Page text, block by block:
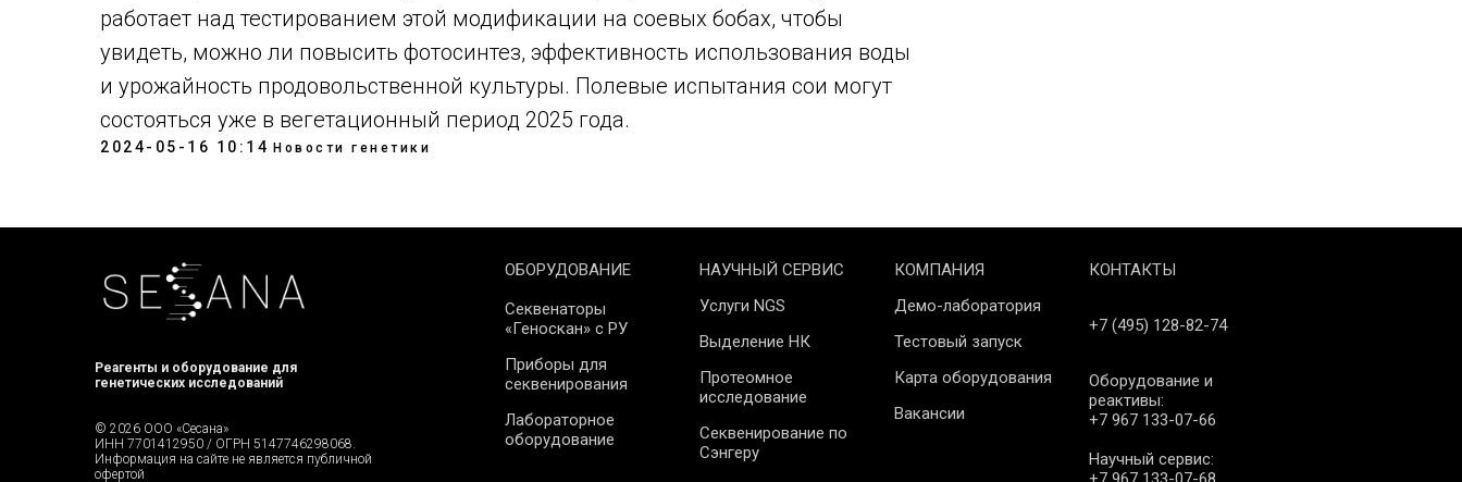
работает над тестированием этой модификации на соевых бобах, чтобы
увидеть, можно ли повысить фотосинтез, эффективность использования воды
и урожайность продовольственной культуры. Полевые испытания сои могут
состояться уже в вегетационный период 2025 года.
2024-05-16 10:14 Новости генетики
Реагенты и оборудование для
генетических исследований
© 2026 ООО «Сесана»
ИНН 7701412950 / ОГРН 5147746298068.
Информация на сайте не является публичной
офертой
ОБОРУДОВАНИЕ
Секвенаторы
«Геноскан» с РУ
Приборы для
секвенирования
Лабораторное
оборудование
НАУЧНЫЙ СЕРВИС
Услуги NGS
Выделение НК
Протеомное
исследование
Секвенирование по
Сэнгеру
КОМПАНИЯ
Демо-лаборатория
Тестовый запуск
Карта оборудования
Вакансии
КОНТАКТЫ
+7 (495) 128-82-74
Оборудование и
реактивы:
+7 967 133-07-66
Научный сервис: